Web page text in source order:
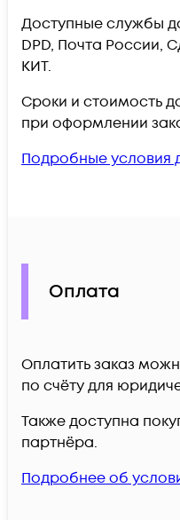
Доступные службы
DPD, Почта России,
КИТ.
Сроки и стоимость
при оформлении
Подробные условия
Оплата
Оплатить заказ
по счёту для
Также доступна
партнёра.
Подробнее об